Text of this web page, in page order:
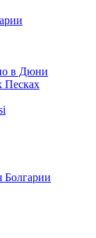
в Дюни
Песках
Болгарии